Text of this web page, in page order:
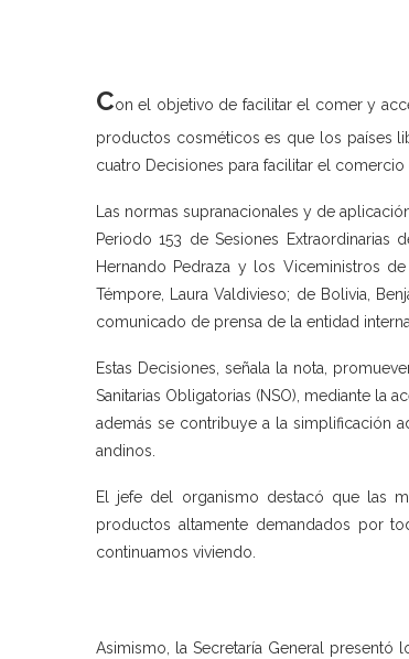
Con el objetivo de facilitar el comer y
productos cosméticos es que los países
cuatro Decisiones para facilitar el comercio
Las normas supranacionales y de
Periodo 153 de Sesiones
Hernando Pedraza y los Viceministros
Témpore, Laura Valdivieso; de Bolivia,
comunicado de prensa de la entidad
Estas Decisiones, señala la nota,
Sanitarias Obligatorias (NSO), mediante la
además se contribuye a la simplificación
andinos.
El jefe del organismo destacó que las
productos altamente demandados por
continuamos viviendo.
Asimismo, la Secretaría General presentó